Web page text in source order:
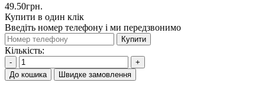
49.50грн.
Купити в один клік
Введіть номер телефону і ми передзвонимо
Купити
Кількість:
-
+
До кошика
Швидке замовлення